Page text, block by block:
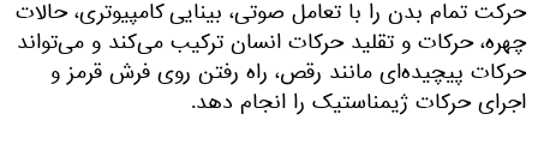
حرکت تمام بدن را با تعامل صوتی، بینایی کامپیوتری، حالات
چهره، حرکات و تقلید حرکات انسان ترکیب می‌کند و می‌تواند
حرکات پیچیده‌ای مانند رقص، راه رفتن روی فرش قرمز و
اجرای حرکات ژیمناستیک را انجام دهد.